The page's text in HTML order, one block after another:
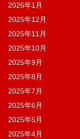
2026年1月
2025年12月
2025年11月
2025年10月
2025年9月
2025年8月
2025年7月
2025年6月
2025年5月
2025年4月